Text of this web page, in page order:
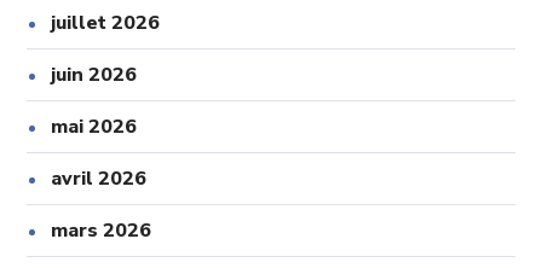
juillet 2026
juin 2026
mai 2026
avril 2026
mars 2026